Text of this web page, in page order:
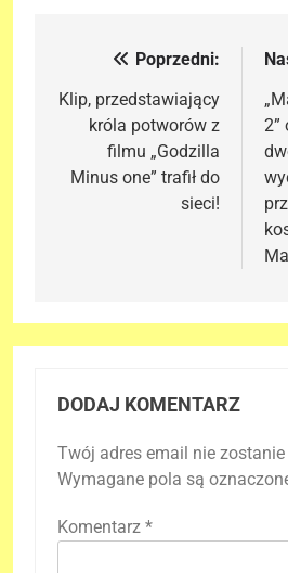
Nawigacja
wpisu
Poprzedni:
Klip, przedstawiający
króla potworów z
filmu „Godzilla
Minus one” trafił do
sieci!
2”
DODAJ KOMENTARZ
Twój adres email nie
Wymagane pola są
Komentarz *